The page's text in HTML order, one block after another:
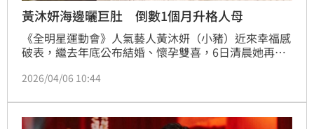
黃沐妍海邊曬巨肚 倒數1個月升格人母
《全明星運動會》人氣藝人黃沐妍（小豬）近來幸福感
破表，繼去年底公布結婚、懷孕雙喜，6日清晨她再度
片，發文「珍惜當下美好的人事物」，並高喊再一個
悅全都寫在臉上。
2026/04/06 10:44